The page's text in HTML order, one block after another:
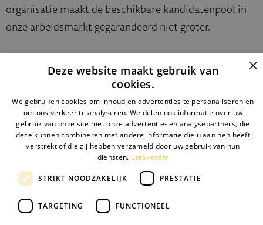
organisatie maakt de beschikbare kandidatenpool in
onze arbeidsmarkt gegarandeerd niet groter.
Je kunt ook niet met negen vrouwen in één maand
een baby krijgen
En nu hoor ik je denken: ”Ja Arjan dat is weer lekker
×
Deze website maakt gebruik van
cookies.
We gebruiken cookies om inhoud en advertenties te personaliseren en
om ons verkeer te analyseren. We delen ook informatie over uw
gebruik van onze site met onze advertentie- en analysepartners, die
deze kunnen combineren met andere informatie die u aan hen heeft
verstrekt of die zij hebben verzameld door uw gebruik van hun
diensten. Lees verder
STRIKT NOODZAKELIJK PRESTATIE
TARGETING FUNCTIONEEL